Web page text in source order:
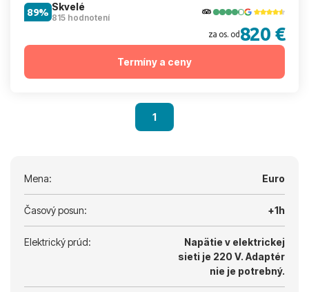
Skvelé
815 hodnotení
89%
za os. od 820 €
Termíny a ceny
1
Mena: Euro
Časový posun: +1h
Elektrický prúd:
Napätie v elektrickej
sieti je 220 V. Adaptér
nie je potrebný.